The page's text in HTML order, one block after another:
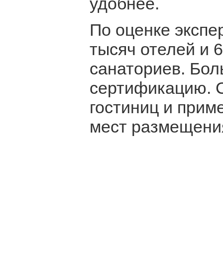
По оценке
тысяч отелей и
санаториев.
сертификацию.
гостиниц и
мест